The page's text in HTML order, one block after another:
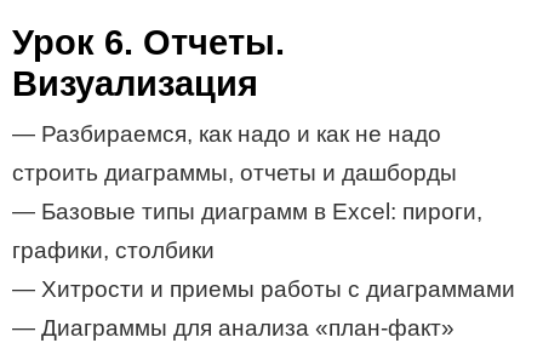
Урок 6. Отчеты.
Визуализация
— Разбираемся, как надо и как не надо
строить диаграммы, отчеты и дашборды
— Базовые типы диаграмм в Excel: пироги,
графики, столбики
— Хитрости и приемы работы с диаграммами
— Диаграммы для анализа «план-факт»